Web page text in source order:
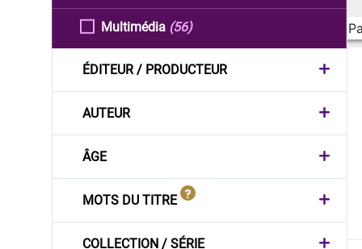
Multimédia (56)
ÉDITEUR / PRODUCTEUR
AUTEUR
ÂGE
MOTS DU TITRE
COLLECTION / SÉRIE